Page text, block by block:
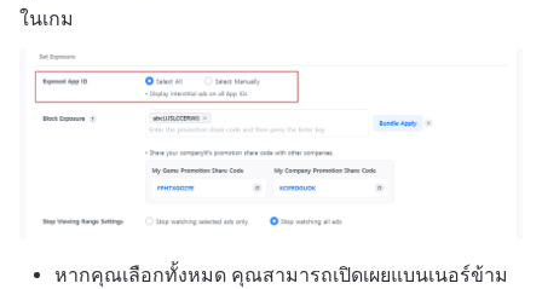
ในเกม
หากคุณเลือกทั้งหมด คุณสามารถเปิดเผยแบนเนอร์ข้าม